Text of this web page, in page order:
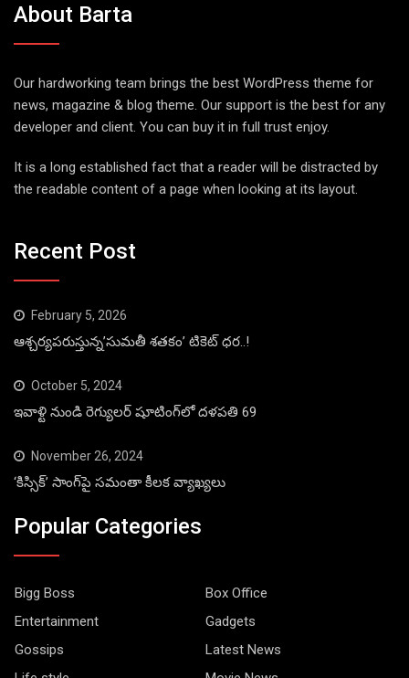
About Barta
Our hardworking team brings the best WordPress theme for
news, magazine & blog theme. Our support is the best for any
developer and client. You can buy it in full trust enjoy.
It is a long established fact that a reader will be distracted by
the readable content of a page when looking at its layout.
Recent Post
February 5, 2026
ఆశ్చర్యపరుస్తున్న’సుమతీ శతకం’ టికెట్ ధర..!
October 5, 2024
ఇవాళ్టి నుండి రెగ్యులర్ షూటింగ్‌లో దళపతి 69
November 26, 2024
‘కిస్సిక్’ సాంగ్‌పై సమంతా కీలక వ్యాఖ్యలు
Popular Categories
Bigg Boss
Box Office
Entertainment
Gadgets
Gossips
Latest News